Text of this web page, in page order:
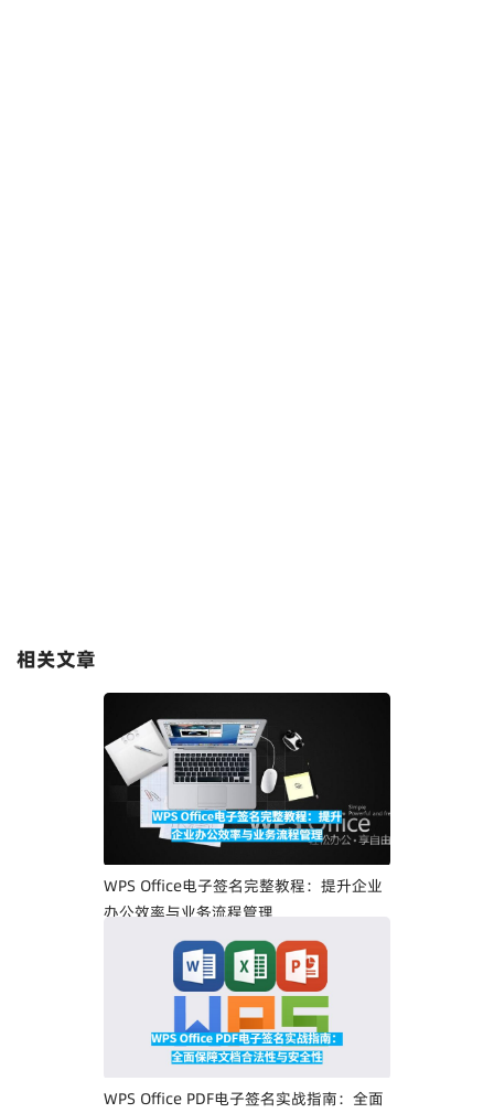
相关文章
WPS Office电子签名完整教程：提升企业
办公效率与业务流程管理
WPS Office PDF电子签名实战指南：全面